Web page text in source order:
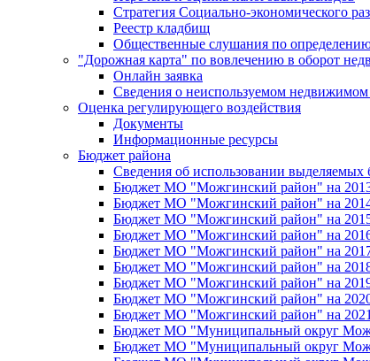
Стратегия Социально-экономического
Реестр кладбищ
Общественные слушания по
"Дорожная карта" по вовлечению в оборот
Онлайн заявка
Сведения о неиспользуемом
Оценка регулирующего воздействия
Документы
Информационные ресурсы
Бюджет района
Сведения об использовании выделяемых
Бюджет МО "Можгинский район" на 2013
Бюджет МО "Можгинский район" на 2014
Бюджет МО "Можгинский район" на 2015
Бюджет МО "Можгинский район" на
Бюджет МО "Можгинский район" на 2017
Бюджет МО "Можгинский район" на 2018
Бюджет МО "Можгинский район" на 2019
Бюджет МО "Можгинский район" на 2020
Бюджет МО "Можгинский район" на 2021
Бюджет МО "Муниципальный округ
Бюджет МО "Муниципальный округ